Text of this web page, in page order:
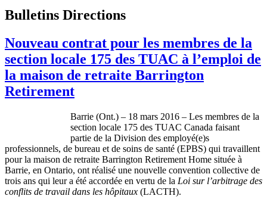
Bulletins Directions
Nouveau contrat pour les membres de la
section locale 175 des TUAC à l’emploi de
la maison de retraite Barrington
Retirement
Barrie (Ont.) – 18 mars 2016 – Les membres de la
section locale 175 des TUAC Canada faisant
partie de la Division des employé(e)s
professionnels, de bureau et de soins de santé (EPBS) qui travaillent
pour la maison de retraite Barrington Retirement Home située à
Barrie, en Ontario, ont réalisé une nouvelle convention collective de
trois ans qui leur a été accordée en vertu de la Loi sur l’arbitrage des
conflits de travail dans les hôpitaux (LACTH).